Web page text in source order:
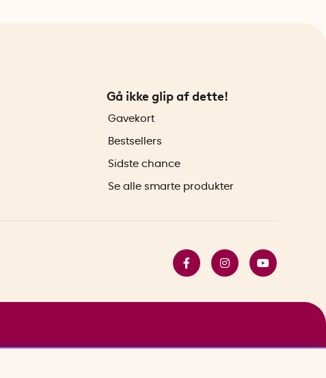
Gå ikke glip af dette!
Gavekort
Bestsellers
Sidste chance
Se alle smarte produkter